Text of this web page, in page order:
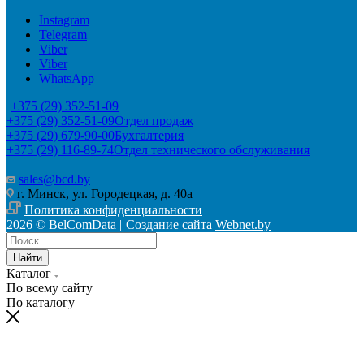
Instagram
Telegram
Viber
Viber
WhatsApp
+375 (29) 352-51-09
+375 (29) 352-51-09Отдел продаж
+375 (29) 679-90-00Бухгалтерия
+375 (29) 116-89-74Отдел технического обслуживания
sales@bcd.by
г. Минск, ул. Городецкая, д. 40а
Политика конфиденциальности
2026 © BelComData | Создание сайта Webnet.by
Найти
Каталог
По всему сайту
По каталогу